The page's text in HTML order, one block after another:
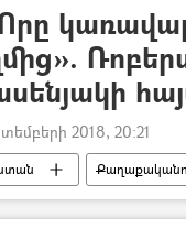
2018, 20:21
Վանեցյանի և Սասուն